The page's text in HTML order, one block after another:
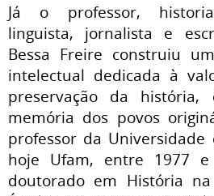
Já o professor,
linguista, jornalista e
Bessa Freire construiu
intelectual dedicada à
preservação da
memória dos povos
professor da Universidade
hoje Ufam, entre 1977
doutorado em História